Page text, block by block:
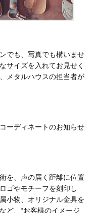
でも、写真でも構いませ
サイズを入れてお見せく
メタルハウスの担当者が
ーディネートのお知らせ
を、声の届く距離に位置
ゴやモチーフを刻印し
小物、オリジナル金具を
ど、“お客様のイメージ